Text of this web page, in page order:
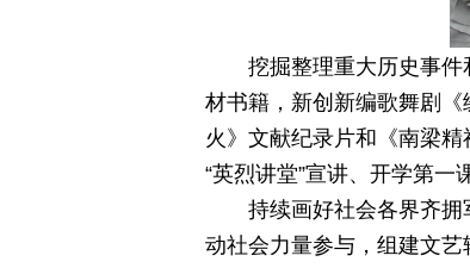
挖掘整理重大历史事
材书籍，新创新编歌舞剧
火》文献纪录片和《南梁
“英烈讲堂”宣讲、开学第
持续画好社会各界齐拥
动社会力量参与，组建文艺